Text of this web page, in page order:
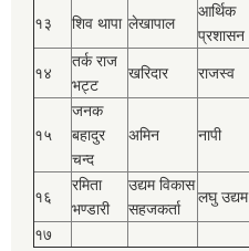
१३ शिव थापा लेखापाल
आर्थिक
प्रशासन
१४
तर्क राज
भट्ट
खरिदार राजस्‍व
१५
जनक
बहादुर
चन्द
अमिन नापी
१६
रमिता
भण्डारी
उद्यम विकास
सहजकर्ता
लघु उद्यम
१७